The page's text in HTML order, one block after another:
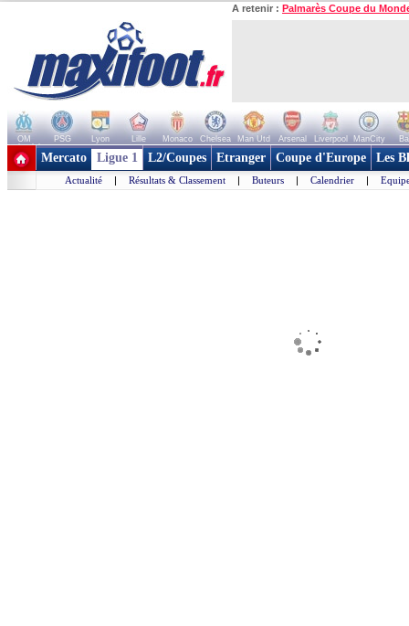
A retenir : Palmarès Coupe du
OM PSG Lyon Lille Monaco Chelsea Man Utd Arsenal Liverpool ManCity
+ de clubs
Mercato Ligue 1 L2/Coupes Etranger Coupe d'Europe Les
Actualité | Résultats & Classement | Buteurs | Calendrier |